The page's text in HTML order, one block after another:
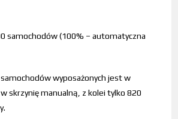
samochodów (100% – automatyczna
wyposażonych jest w
w skrzynię manualną, z kolei tylko 820